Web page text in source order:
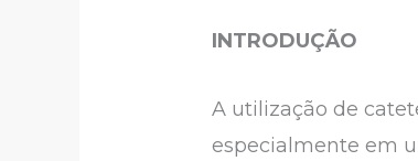
INTRODUÇÃO
A utilização de
especialmente em